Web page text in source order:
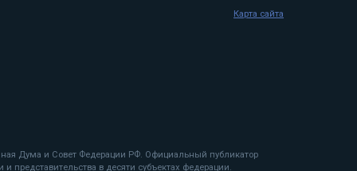
Дума и Совет Федерации РФ. Официальный публикатор
представительства в десяти субъектах федерации.
Карта сайта